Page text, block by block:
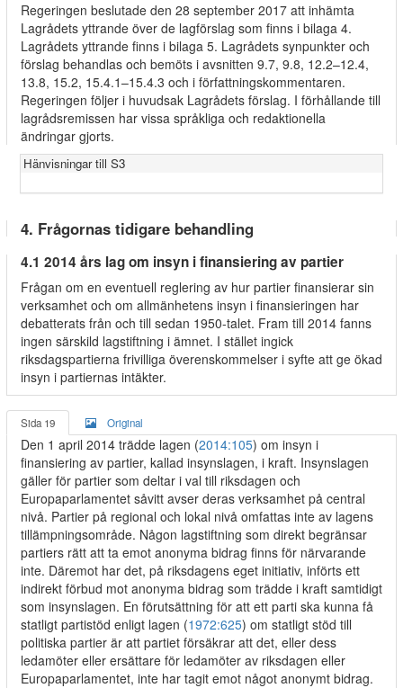
Regeringen beslutade den 28 september 2017 att inhämta
Lagrådets yttrande över de lagförslag som finns i bilaga 4.
Lagrådets yttrande finns i bilaga 5. Lagrådets synpunkter och
förslag behandlas och bemöts i avsnitten 9.7, 9.8, 12.2–12.4,
13.8, 15.2, 15.4.1–15.4.3 och i författningskommentaren.
Regeringen följer i huvudsak Lagrådets förslag. I förhållande till
lagrådsremissen har vissa språkliga och redaktionella
ändringar gjorts.
Hänvisningar till S3
4. Frågornas tidigare behandling
4.1 2014 års lag om insyn i finansiering av partier
Frågan om en eventuell reglering av hur partier finansierar sin
verksamhet och om allmänhetens insyn i finansieringen har
debatterats från och till sedan 1950-talet. Fram till 2014 fanns
ingen särskild lagstiftning i ämnet. I stället ingick
riksdagspartierna frivilliga överenskommelser i syfte att ge ökad
insyn i partiernas intäkter.
Sida 19 Original
Den 1 april 2014 trädde lagen (2014:105) om insyn i
finansiering av partier, kallad insynslagen, i kraft. Insynslagen
gäller för partier som deltar i val till riksdagen och
Europaparlamentet såvitt avser deras verksamhet på central
nivå. Partier på regional och lokal nivå omfattas inte av lagens
tillämpningsområde. Någon lagstiftning som direkt begränsar
partiers rätt att ta emot anonyma bidrag finns för närvarande
inte. Däremot har det, på riksdagens eget initiativ, införts ett
indirekt förbud mot anonyma bidrag som trädde i kraft samtidigt
som insynslagen. En förutsättning för att ett parti ska kunna få
statligt partistöd enligt lagen (1972:625) om statligt stöd till
politiska partier är att partiet försäkrar att det, eller dess
ledamöter eller ersättare för ledamöter av riksdagen eller
Europaparlamentet, inte har tagit emot något anonymt bidrag.